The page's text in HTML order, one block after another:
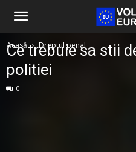
Acasă Dreptul penal
Ce trebuie sa stii
politiei
0